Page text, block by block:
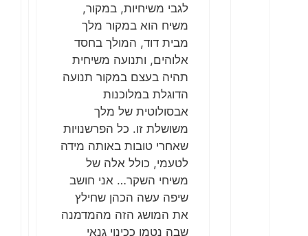
לגבי משיחיות, במקור,
משיח הוא במקור מלך
מבית דוד, המולך בחסד
אלוהים, ותנועה משיחית
תהיה בעצם במקור תנועה
הדוגלת במלוכנות
אבסולוטית של מלך
משושלת זו. כל הפרשנויות
שאחרי טובות באותה מידה
לטעמי, כולל אלה של
משיחי השקר… אני חושב
שיפה עשה הכהן שחילץ
את המושג הזה מהמדמנה
שבה נטמן ככינוי גנאי